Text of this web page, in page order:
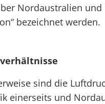
Nordaustralien und
bezeichnet werden.
sind die
einerseits und